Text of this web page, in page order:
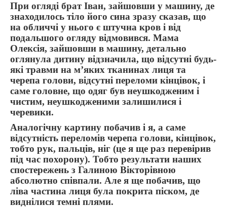
При огляді брат Іван, зайшовши у машину, де
знаходилось тіло його сина зразу сказав, що
на обличчі у нього є штучна кров і від
подальшого огляду відмовився. Мама
Олексія, зайшовши в машину, детально
оглянула дитину відзначила, що відсутні будь-
які травми на м’яких тканинах лиця та
черепа голови, відсутні переломи кінцівок, і
саме головне, що одяг був неушкодженим і
чистим, неушкодженими залишилися і
черевики.
Аналогічну картину побачив і я, а саме
відсутність переломів черепа голови, кінцівок,
тобто рук, пальців, ніг (це я ще раз перевірив
під час похорону). Тобто результати наших
спостережень з Галиною Вікторівною
абсолютно співпали. Але я ще побачив, що
ліва частина лиця була покрита піском, де
виднілися темні плями.